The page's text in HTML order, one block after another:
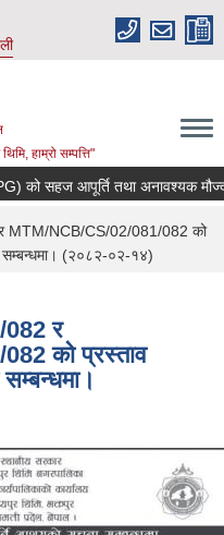
हाम्रो सम्पत्ति"
को सहज आपूर्ति तथा अनावश्यक
NCB/CS/02/081/082 को
(२०८२-०२-१४)
र
को प्रस्ताव